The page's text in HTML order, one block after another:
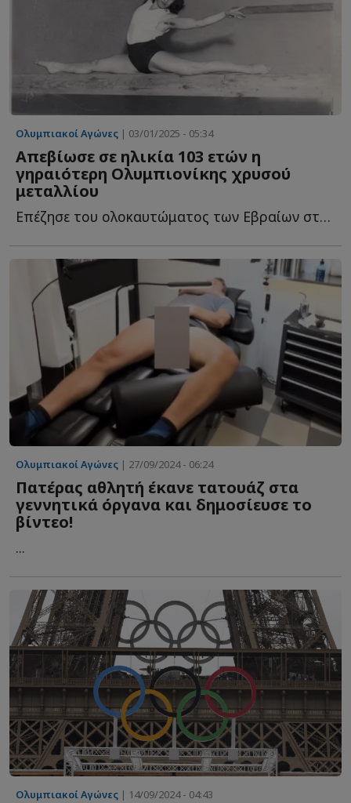
Ολυμπιακοί Αγώνες | 03/01/2025 - 05:34
Απεβίωσε σε ηλικία 103 ετών η
γηραιότερη Ολυμπιονίκης χρυσού
μεταλλίου
Επέζησε του ολοκαυτώματος των Εβραίων στον Δ...
Ολυμπιακοί Αγώνες | 27/09/2024 - 06:24
Πατέρας αθλητή έκανε τατουάζ στα
γεννητικά όργανα και δημοσίευσε το
βίντεο!
...
Ολυμπιακοί Αγώνες | 14/09/2024 - 04:43